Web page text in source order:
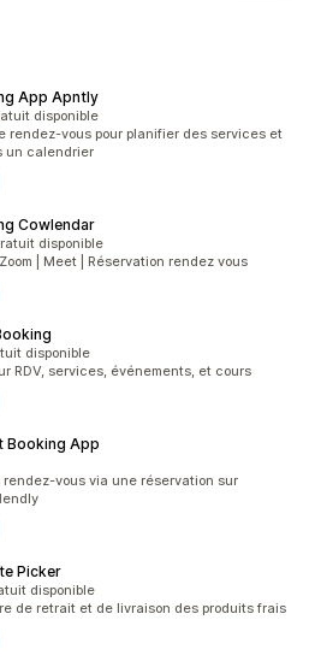
App Apntly
disponible
rendez-vous pour planifier des services et
un calendrier
Cowlendar
disponible
| Meet | Réservation rendez vous
disponible
RDV, services, événements, et cours
Booking App
rendez-vous via une réservation sur
Picker
disponible
de retrait et de livraison des produits frais